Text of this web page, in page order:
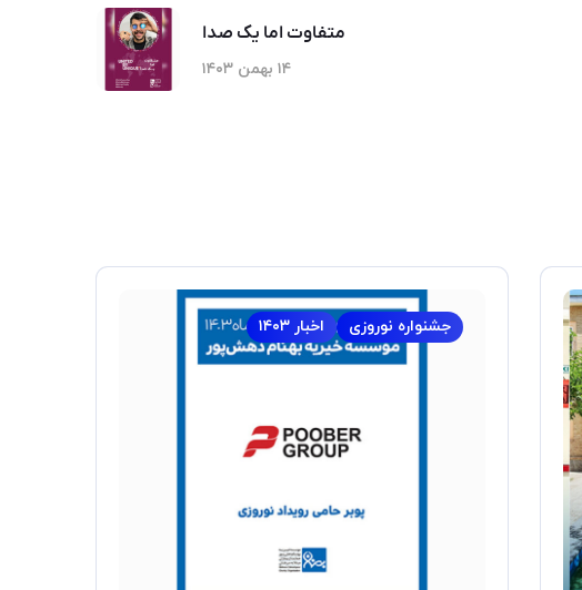
متفاوت اما یک صدا
۱۴ بهمن ۱۴۰۳
اخبار ۱۴۰۳ جشنواره نوروزی